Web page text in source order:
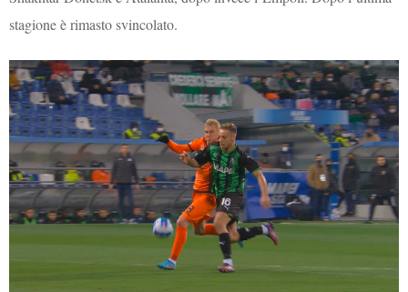
stagione è rimasto svincolato.